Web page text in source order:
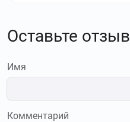
Оставьте отзыв
Имя
Комментарий